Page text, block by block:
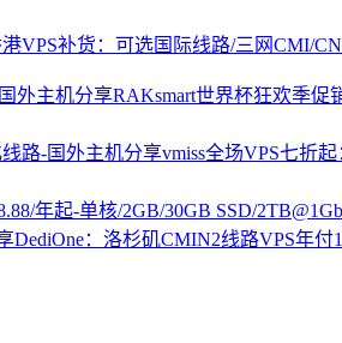
VPS补货：可选国际线路/三网CMI/
RAKsmart世界杯狂欢季促
vmiss全场VPS七折
年起-单核/2GB/30GB SSD/
DediOne：洛杉矶CMIN2线路VPS年